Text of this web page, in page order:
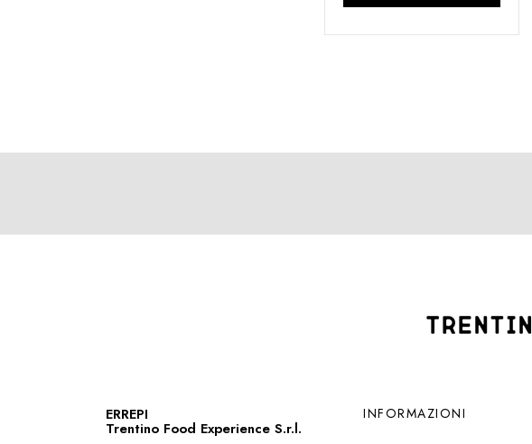
ERREPI
Trentino Food Experience S.r.l.
INFORMAZIONI